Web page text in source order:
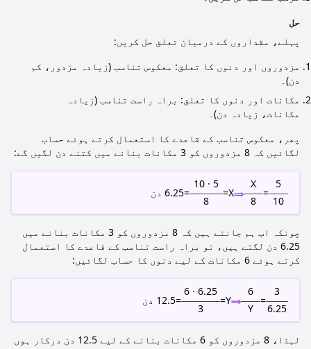
حل
پہلے، مقداروں کے درمیان تعلق حل کریں:
مزدوروں اور دنوں کا تعلق: معکوس تناسب (زیادہ مزدور، کم
دن)۔
مکانات اور دنوں کا تعلق: براہ راست تناسب (زیادہ
مکانات، زیادہ دن)۔
پھر، معکوس تناسب کے قاعدے کا استعمال کرتے ہوئے حساب
لگائیں کہ 8 مزدوروں کو 3 مکانات بنانے میں کتنے دن لگیں گے:
5
10
=
X
8
⟹
X
=
5 · 10
8
=
6.25 دن
چونکہ اب ہم جانتے ہیں کہ 8 مزدوروں کو 3 مکانات بنانے میں
6.25 دن لگتے ہیں، تو براہ راست تناسب کے قاعدے کا استعمال
کرتے ہوئے 6 مکانات کے لیے دنوں کا حساب لگائیں:
3
6.25
=
6
Y
⟹
Y
=
6.25 · 6
3
=
12.5 دن
لہذا، 8 مزدوروں کو 6 مکانات بنانے کے لیے 12.5 دن درکار ہوں